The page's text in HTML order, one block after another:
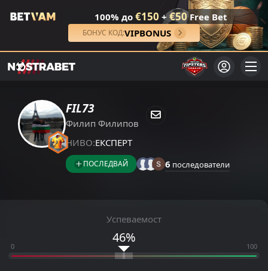
100% до €150 + €50Free Bet
БОНУС КОД:VIPBONUS
FIL73
Филип Филипов
НИВО:ЕКСПЕРТ
ПОСЛЕДВАЙ 6 последователи
Успеваемост
46%
0 100